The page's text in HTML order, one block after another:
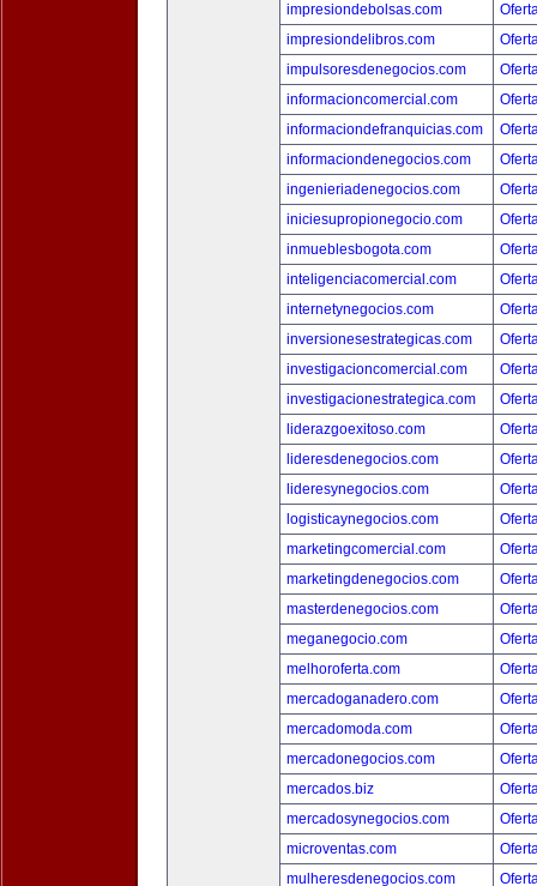
impresiondebolsas.com
impresiondelibros.com
impulsoresdenegocios.com
informacioncomercial.com
informaciondefranquicias.com
informaciondenegocios.com
ingenieriadenegocios.com
iniciesupropionegocio.com
inmueblesbogota.com
inteligenciacomercial.com
internetynegocios.com
inversionesestrategicas.com
investigacioncomercial.com
investigacionestrategica.com
liderazgoexitoso.com
lideresdenegocios.com
lideresynegocios.com
logisticaynegocios.com
marketingcomercial.com
marketingdenegocios.com
masterdenegocios.com
meganegocio.com
melhoroferta.com
mercadoganadero.com
mercadomoda.com
mercadonegocios.com
mercados.biz
mercadosynegocios.com
microventas.com
mulheresdenegocios.com